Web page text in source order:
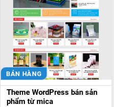
BÁN HÀNG
Theme WordPress bán sản
phẩm từ mica